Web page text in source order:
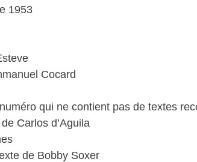
1953
Cocard
qui ne contient pas de textes
Carlos d’Aguila
de Bobby Soxer